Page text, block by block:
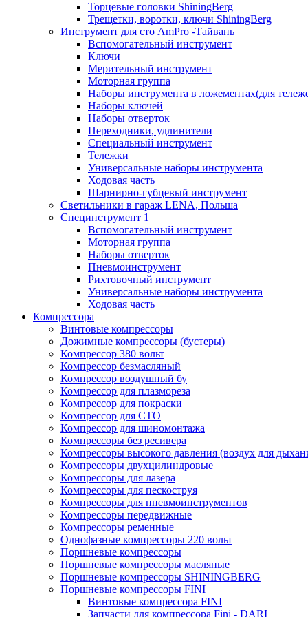
Торцевые головки ShiningBerg
Трещетки, воротки, ключи ShiningBerg
Инструмент для сто AmPro -Тайвань
Вспомогательный инструмент
Ключи
Мерительный инструмент
Моторная группа
Наборы инструмента в ложементах(для
Наборы ключей
Наборы отверток
Переходники, удлинители
Специальный инструмент
Тележки
Универсальные наборы инструмента
Ходовая часть
Шарнирно-губцевый инструмент
Светильники в гараж LENA, Польша
Специнструмент 1
Вспомогательный инструмент
Моторная группа
Наборы отверток
Пневмоинструмент
Рихтовочный инструмент
Универсальные наборы инструмента
Ходовая часть
Компрессора
Винтовые компрессоры
Дожимные компрессоры (бустеры)
Компрессор 380 вольт
Компрессор безмасляный
Компрессор воздушный бу
Компрессор для плазмореза
Компрессор для покраски
Компрессор для СТО
Компрессор для шиномонтажа
Компрессоры без ресивера
Компрессоры высокого давления (воздух для
Компрессоры двухцилиндровые
Компрессоры для лазера
Компрессоры для пескоструя
Компрессоры для пневмоинструментов
Компрессоры передвижные
Компрессоры ременные
Однофазные компрессоры 220 вольт
Поршневые компрессоры
Поршневые компрессоры масляные
Поршневые компрессоры SHININGBERG
Поршневые компрессоры FINI
Винтовые компрессора FINI
Запчасти для компрессора Fini - DARI